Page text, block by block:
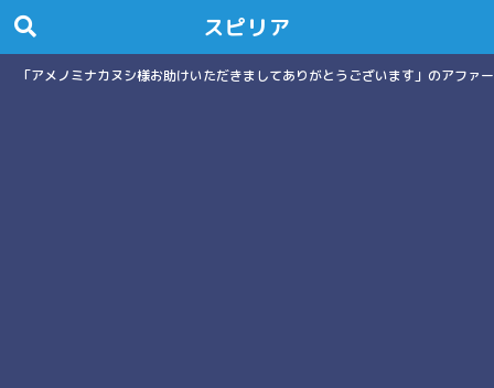
スピリア
「アメノミナカヌシ様お助けいただきましてありがとうございます」のアフ